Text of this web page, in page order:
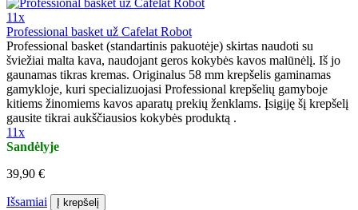
11x
Professional basket už Cafelat Robot
Professional basket (standartinis pakuotėje) skirtas naudoti su
šviežiai malta kava, naudojant geros kokybės kavos malūnėlį. Iš jo
gaunamas tikras kremas. Originalus 58 mm krepšelis gaminamas
gamykloje, kuri specializuojasi Professional krepšelių gamyboje
kitiems žinomiems kavos aparatų prekių ženklams. Įsigiję šį krepšelį
gausite tikrai aukščiausios kokybės produktą .
11x
Sandėlyje
39,90 €
Išsamiai Į krepšelį